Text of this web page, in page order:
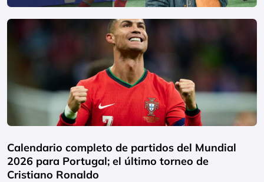
Calendario completo de partidos del Mundial
2026 para Portugal; el último torneo de
Cristiano Ronaldo